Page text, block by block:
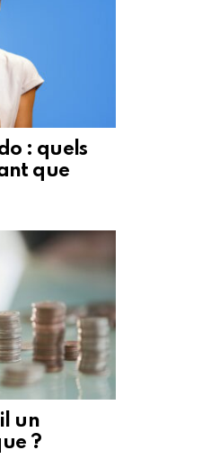
: quels
que
un
?